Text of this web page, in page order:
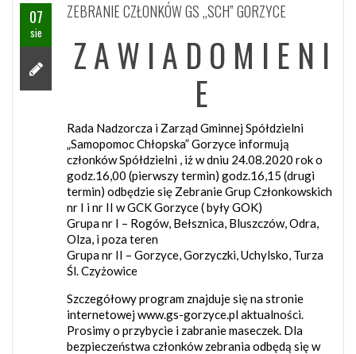
07
sie
ZEBRANIE CZŁONKÓW GS „SCH” GORZYCE
Z A W I A D O M I E N I
E
Rada Nadzorcza i Zarząd Gminnej Spółdzielni
„Samopomoc Chłopska” Gorzyce informują
członków Spółdzielni , iż w dniu 24.08.2020 rok o
godz.16,00 (pierwszy termin) godz.16,15 (drugi
termin) odbędzie się Zebranie Grup Członkowskich
nr I i nr II w GCK Gorzyce ( były GOK)
Grupa nr I – Rogów, Bełsznica, Bluszczów, Odra,
Olza, i poza teren
Grupa nr II – Gorzyce, Gorzyczki, Uchylsko, Turza
Śl. Czyżowice
Szczegółowy program znajduje się na stronie
internetowej www.gs-gorzyce.pl aktualności.
Prosimy o przybycie i zabranie maseczek. Dla
bezpieczeństwa członków zebrania odbędą się w